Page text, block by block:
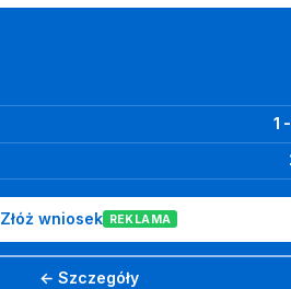
1
Złóż wniosek REKLAMA
← Szczegóły